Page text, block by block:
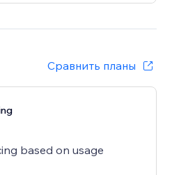
Сравнить планы
based on usage